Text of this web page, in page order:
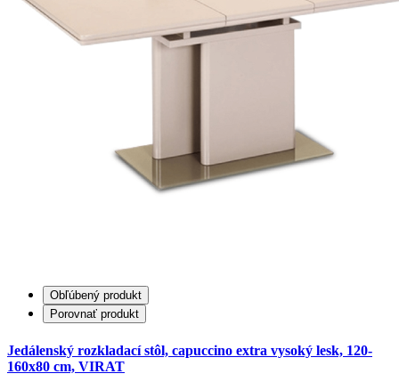
Obľúbený produkt
Porovnať produkt
Jedálenský rozkladací stôl, capuccino extra vysoký lesk, 120-
160x80 cm, VIRAT